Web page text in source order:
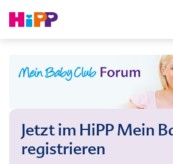
Jetzt im HiPP Mein
registrieren